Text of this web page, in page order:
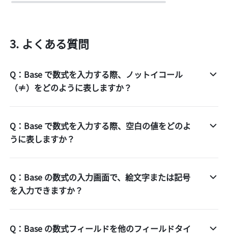
よくある質問
Q：Base で数式を入力する際、ノットイコール
（≠）をどのように表しますか？
Q：Base で数式を入力する際、空白の値をどのよ
うに表しますか？
Q：Base の数式の入力画面で、絵文字または記号
を入力できますか？
Q：Base の数式フィールドを他のフィールドタイ